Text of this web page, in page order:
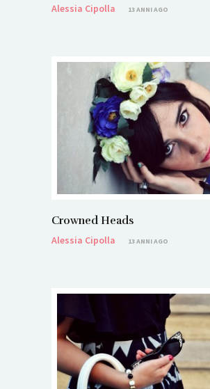
Alessia Cipolla
13 ANNI AGO
Crowned Heads
Alessia Cipolla
13 ANNI AGO